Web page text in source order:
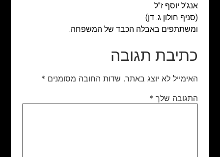
אנג'ל יוסף ז"ל
(סניף חולון ג. דן)
ומשתתפים באבלה הכבד של המשפחה.
כתיבת תגובה
האימייל לא יוצג באתר. שדות החובה מסומנים *
התגובה שלך *